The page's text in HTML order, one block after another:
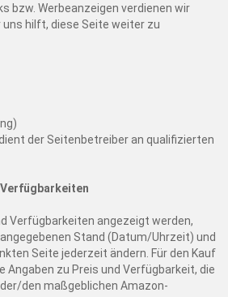
bzw. Werbeanzeigen verdienen wir
uns hilft, diese Seite weiter zu
der Seitenbetreiber an qualifizierten
Verfügbarkeiten
Verfügbarkeiten angezeigt werden,
Stand (Datum/Uhrzeit) und
Seite jederzeit ändern. Für den Kauf
Angaben zu Preis und Verfügbarkeit, die
den maßgeblichen Amazon-